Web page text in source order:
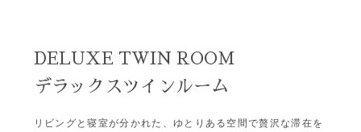
DELUXE TWIN ROOM
デラックスツインルーム
リビングと寝室が分かれた、ゆとりある空間で贅沢な滞在を